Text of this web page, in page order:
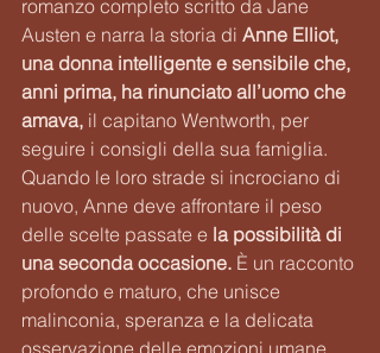
romanzo completo scritto da Jane
Austen e narra la storia di Anne Elliot,
una donna intelligente e sensibile che,
anni prima, ha rinunciato all’uomo che
amava, il capitano Wentworth, per
seguire i consigli della sua famiglia.
Quando le loro strade si incrociano di
nuovo, Anne deve affrontare il peso
delle scelte passate e la possibilità di
una seconda occasione. È un racconto
profondo e maturo, che unisce
malinconia, speranza e la delicata